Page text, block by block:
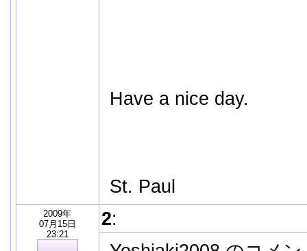
Have a nice day.
St. Paul
2009年
07月15日
23:21
2: